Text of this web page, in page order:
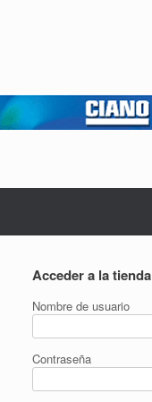
Acceder a la tienda
Nombre de usuario
Contraseña